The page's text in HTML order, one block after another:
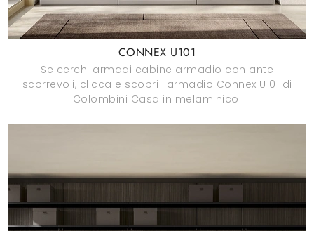
CONNEX U101
Se cerchi armadi cabine armadio con ante
scorrevoli, clicca e scopri l'armadio Connex U101 di
Colombini Casa in melaminico.